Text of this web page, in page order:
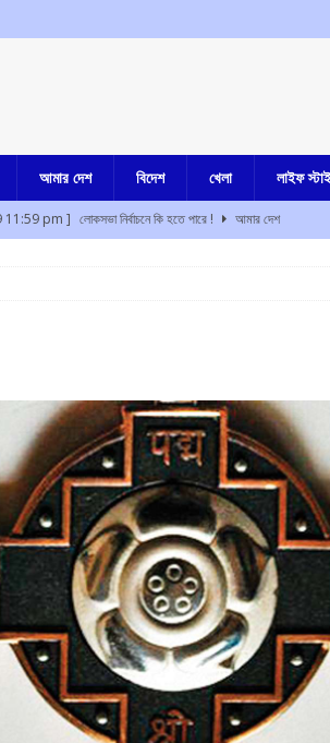
আমার দেশ বিদেশ খেলা লাইফ
11:59 pm ] লোকসভা নির্বাচনে কি হতে পারে !
আমার দেশ
2:47 am ]
12:54 am ] উত্তরাখন্ডের দেবপ্রয়াগে খাদে গাড়ি পড়ে নিহত ৫, আহত
3:35 pm ]
চুরির অপবাদে একই পরিবারের ৩ সদস্যকে মারধোর,